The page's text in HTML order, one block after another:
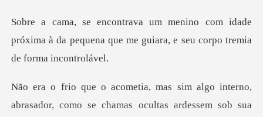
Loja
Histórico
idade
próxima à da pequena que me guiara,
im algo interno,
abrasador, como se